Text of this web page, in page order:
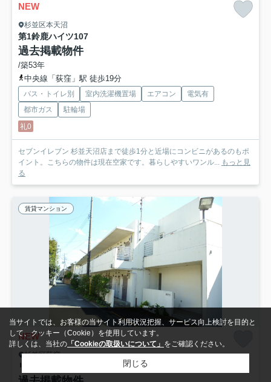
NEW
杉並区本天沼
第1鈴鹿ハイツ107
過去掲載物件
/築53年
中央線「荻窪」駅 徒歩19分
バス・トイレ別 室内洗濯機置場 エアコン
電気有
都市ガス
駐輪場
礼0
セブンイレブン 杉並天沼店まで徒歩1分と近場にコンビニがあるのもポ
イント。こちらの物件は現在空家です。暮らしやすいワンル...
もっと見
る
賃貸マンション
NEW
杉並区荻窪
リバーサイド荻窪
当サイトでは、お客様の当サイト利用状況把握、サービス向上検討を目的と
して、クッキー（Cookie）を使用しています。
詳しくは、当社の 「Cookieの取扱いについて」 をご確認ください。
閉じる